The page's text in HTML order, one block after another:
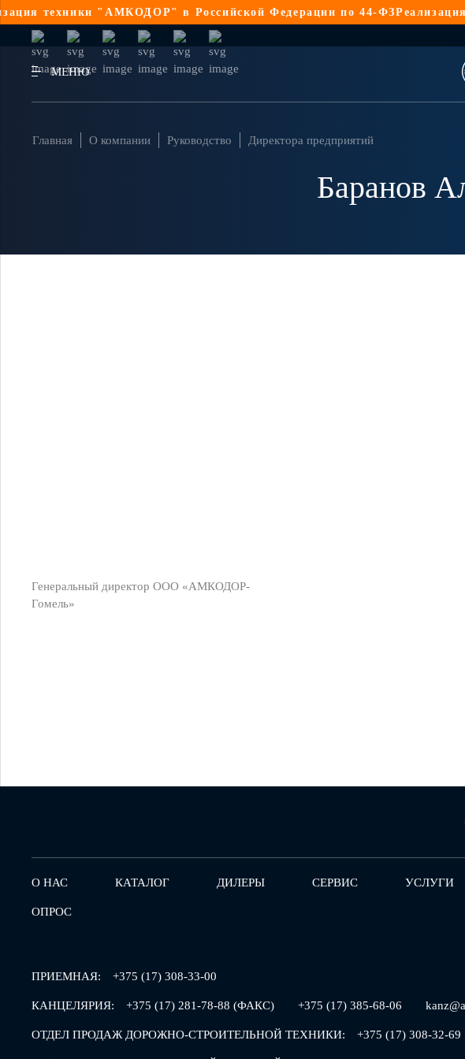
техники "АМКОДОР" в Российской Федерации по 44-ФЗРеализация
МЕНЮ
Главная О компании Руководство Директора предприятий
Баранов
Генеральный директор ООО «АМКОДОР-
Гомель»
О НАС КАТАЛОГ ДИЛЕРЫ СЕРВИС УСЛУГИ
ОПРОС
ПРИЕМНАЯ: +375 (17) 308-33-00
КАНЦЕЛЯРИЯ: +375 (17) 281-78-88 (ФАКС) +375 (17) 385-68-06
ОТДЕЛ ПРОДАЖ ДОРОЖНО-СТРОИТЕЛЬНОЙ ТЕХНИКИ: +375 (17) 308-32-69